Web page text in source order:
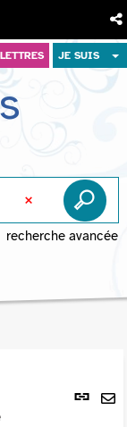
JE SUIS
recherche avancée
Lien